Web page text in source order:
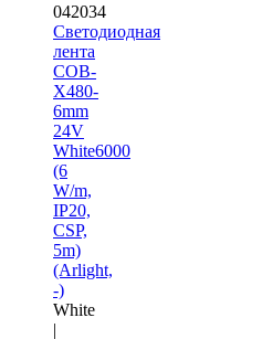
042034
Светодиодная
лента
COB-
X480-
6mm
24V
White6000
(6
W/m,
IP20,
CSP,
5m)
(Arlight,
-)
White
|